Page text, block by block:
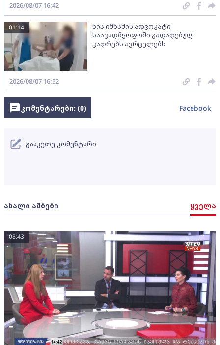
2026/08/07 16:42
ნია იმნაძის ადვოკატი
საავადმყოფოში გადაღებულ
კადრებს ავრცელებს
01:14
2026/08/07 16:52
ახალი ამბები ყველა
08:43
კომენტარები: (0) Facebook
გააკეთე კომენტარი